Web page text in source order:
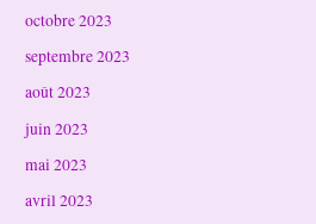
octobre 2023
septembre 2023
août 2023
juin 2023
mai 2023
avril 2023